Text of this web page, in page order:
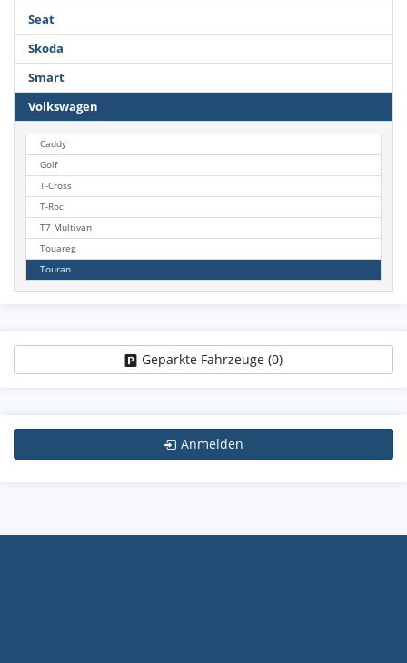
Seat
Skoda
Smart
Volkswagen
Caddy
Golf
T-Cross
T-Roc
T7 Multivan
Touareg
Touran
Geparkte Fahrzeuge (0)
Anmelden